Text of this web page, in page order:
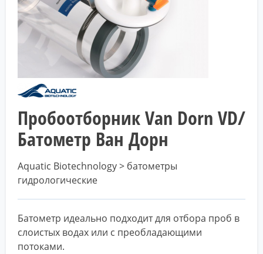
Пробоотборник Van Dorn VD/
Батометр Ван Дорн
Aquatic Biotechnology > батометры
гидрологические
Батометр идеально подходит для отбора проб в
слоистых водах или с преобладающими
потоками.